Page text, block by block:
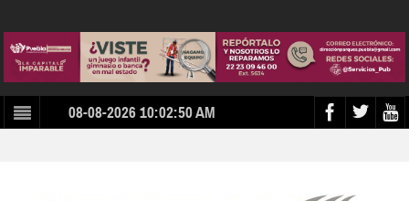
08-08-2026 10:02:50 AM